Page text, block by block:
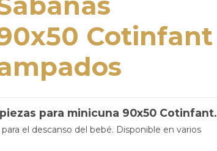
Cotinfant
para minicuna 90x50 Cotinfant.
el descanso del bebé. Disponible en varios